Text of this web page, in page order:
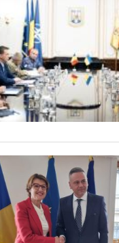
Cseke
Încă o creșă
Ministerul
Percheziții
Ministerul
Dobânzi de
MMAP pune